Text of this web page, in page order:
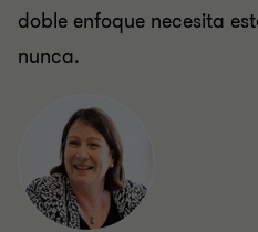
doble enfoque necesita
nunca.